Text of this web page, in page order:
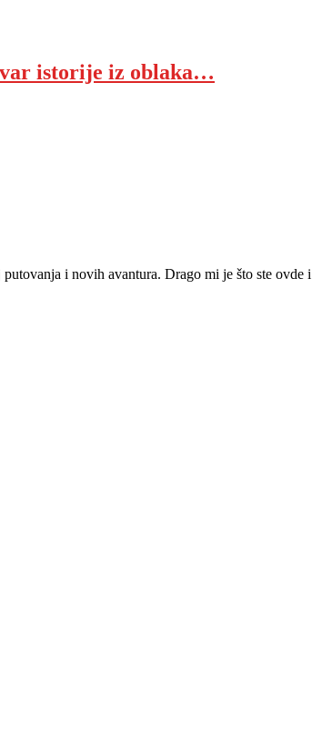
istorije iz oblaka…
i novih avantura. Drago mi je što ste